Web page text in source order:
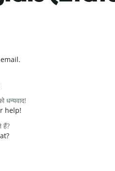
धन्यवाद!
help!
हैं?